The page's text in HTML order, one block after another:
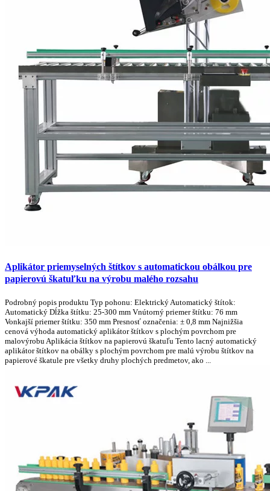
Aplikátor priemyselných štítkov s automatickou obálkou pre
papierovú škatuľku na výrobu malého rozsahu
Podrobný popis produktu Typ pohonu: Elektrický Automatický štítok:
Automatický Dĺžka štítku: 25-300 mm Vnútorný priemer štítku: 76 mm
Vonkajší priemer štítku: 350 mm Presnosť označenia: ± 0,8 mm Najnižšia
cenová výhoda automatický aplikátor štítkov s plochým povrchom pre
malovýrobu Aplikácia štítkov na papierovú škatuľu Tento lacný automatický
aplikátor štítkov na obálky s plochým povrchom pre malú výrobu štítkov na
papierové škatule pre všetky druhy plochých predmetov, ako ...